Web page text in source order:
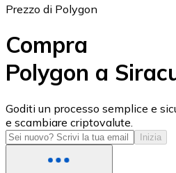
USD Coin
USDC
Prezzo di Polygon
Compra
Polygon a
Goditi un processo semplice e
e scambiare criptovalute.
Inizia